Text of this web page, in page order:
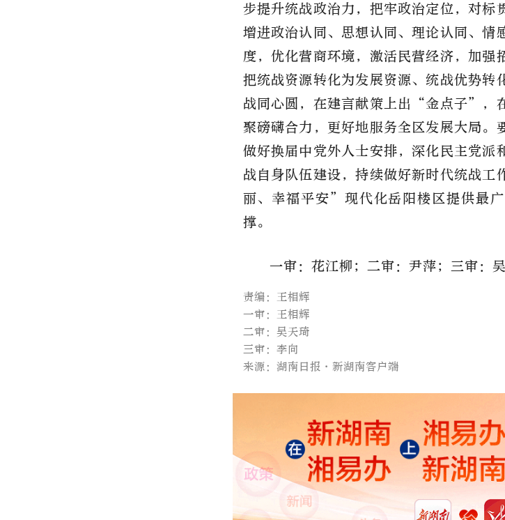
步提升统战政治力，把牢政治定位，对标
增进政治认同、思想认同、理论认同、情
度，优化营商环境，激活民营经济，加强
把统战资源转化为发展资源、统战优势转
战同心圆，在建言献策上出 “金点子”，
聚磅礴合力，更好地服务全区发展大局。
做好换届中党外人士安排，深化民主党派
战自身队伍建设，持续做好新时代统战
丽、幸福平安”现代化岳阳楼区提供最
撑。
一审：花江柳；二审：尹萍；三审：
责编：王相辉
一审：王相辉
二审：吴天琦
三审：李向
来源：湖南日报·新湖南客户端